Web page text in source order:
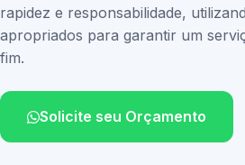
rapidez e responsabilidade,
apropriados para garantir um
fim.
Solicite seu Orçamento